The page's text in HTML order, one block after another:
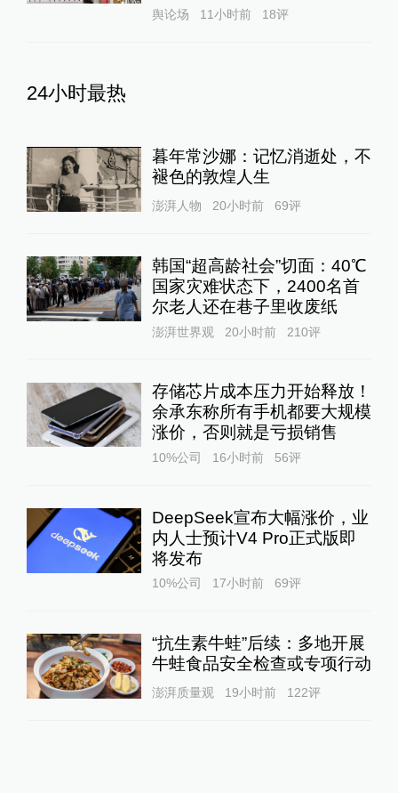
舆论场 11小时前 18评
24小时最热
暮年常沙娜：记忆消逝处，不
褪色的敦煌人生
澎湃人物 20小时前 69评
韩国“超高龄社会”切面：40℃
国家灾难状态下，2400名首
尔老人还在巷子里收废纸
澎湃世界观 20小时前 210评
存储芯片成本压力开始释放！
余承东称所有手机都要大规模
涨价，否则就是亏损销售
10%公司 16小时前 56评
DeepSeek宣布大幅涨价，业
内人士预计V4 Pro正式版即
将发布
10%公司 17小时前 69评
“抗生素牛蛙”后续：多地开展
牛蛙食品安全检查或专项行动
澎湃质量观 19小时前 122评